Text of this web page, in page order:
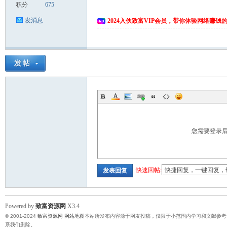
积分 675
发消息 2024入伙致富VIP会员，带你体验网络赚钱
您需要登录
发表回复 快速回帖:
Powered by 致富资源网 X3.4
© 2001-2024 致富资源网 网站地图本站所发布内容源于网友投稿，仅限于小范围内学习和文献参
系我们删除。